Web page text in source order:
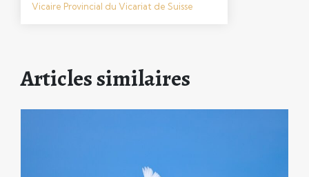
Vicaire Provincial du Vicariat de Suisse
Articles similaires